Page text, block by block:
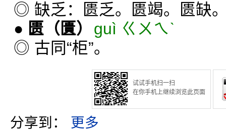
◎ 缺乏：匮乏。匮竭。匮缺
● 匮 （匱）
guì ㄍㄨㄟˋ
◎ 古同“柜”。
试试手机扫一扫
在你手机上继续浏览此页面
分享到： 更多